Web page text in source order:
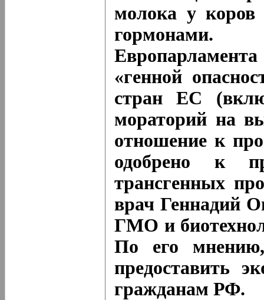
молока у коров
«генной
стран ЕС
мораторий на
отношение к
одобрено к
трансгенных
врач Геннадий
ГМО и
По его
предоставить
гражданам РФ.